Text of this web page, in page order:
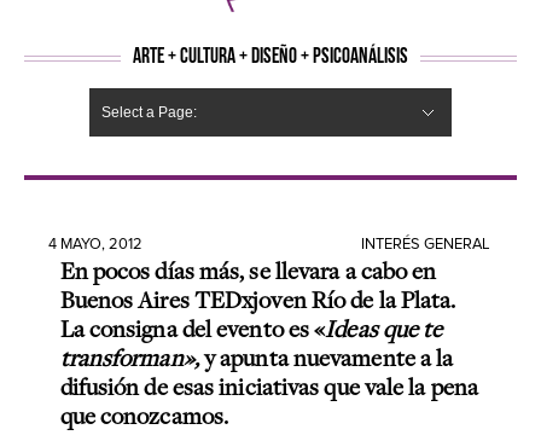
ARTE + CULTURA + DISEÑO + PSICOANÁLISIS
Select a Page:
4 MAYO, 2012 INTERÉS GENERAL
En pocos días más, se llevara a cabo en
Buenos Aires TEDxjoven Río de la Plata.
La consigna del evento es «Ideas que te
transforman»,y apunta nuevamente a la
difusión de esas iniciativas que vale la pena
que conozcamos.